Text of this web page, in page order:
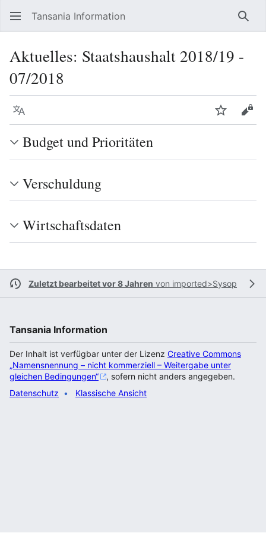
Tansania Information
Aktuelles: Staatshaushalt 2018/19 -
07/2018
Sprache
Budget und Prioritäten
Verschuldung
Wirtschaftsdaten
Zuletzt bearbeitet vor 8 Jahren von imported>Sysop
Tansania Information
Der Inhalt ist verfügbar unter der Lizenz Creative Commons
„Namensnennung – nicht kommerziell – Weitergabe unter
gleichen Bedingungen“
, sofern nicht anders angegeben.
Datenschutz
Klassische Ansicht